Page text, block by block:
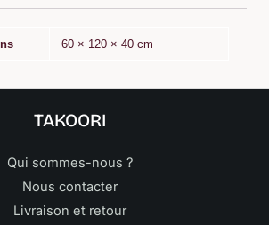
60 × 120 × 40 cm
TAKOORI
Qui sommes-nous ?
Nous contacter
Livraison et retour